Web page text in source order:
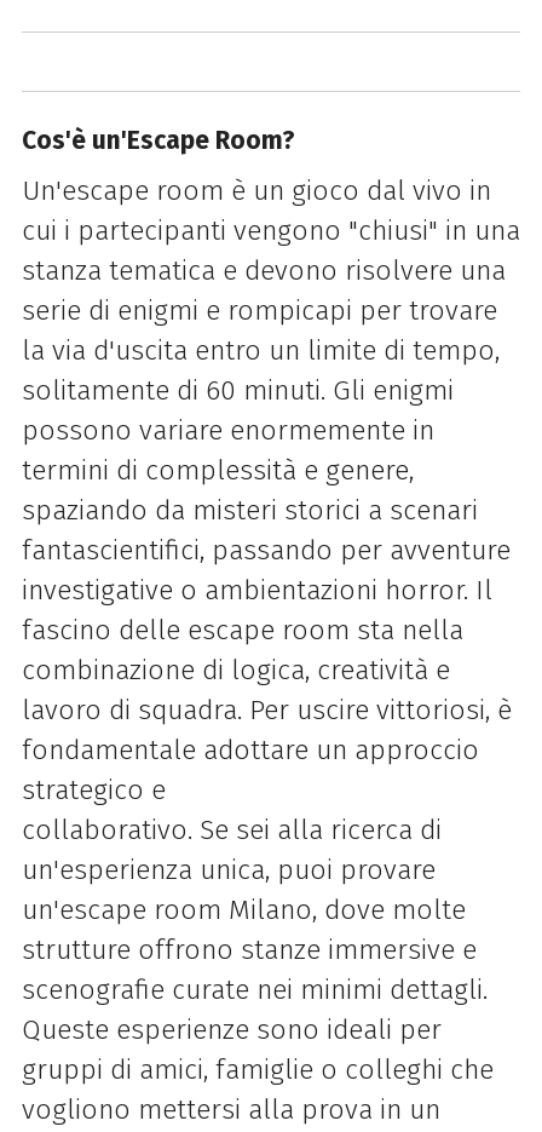
Cos'è un'Escape Room?
Un'escape room è un gioco dal vivo in
cui i partecipanti vengono "chiusi" in una
stanza tematica e devono risolvere una
serie di enigmi e rompicapi per trovare
la via d'uscita entro un limite di tempo,
solitamente di 60 minuti. Gli enigmi
possono variare enormemente in
termini di complessità e genere,
spaziando da misteri storici a scenari
fantascientifici, passando per avventure
investigative o ambientazioni horror. Il
fascino delle escape room sta nella
combinazione di logica, creatività e
lavoro di squadra. Per uscire vittoriosi, è
fondamentale adottare un approccio
strategico e
collaborativo. Se sei alla ricerca di
un'esperienza unica, puoi provare
un'escape room Milano, dove molte
strutture offrono stanze immersive e
scenografie curate nei minimi dettagli.
Queste esperienze sono ideali per
gruppi di amici, famiglie o colleghi che
vogliono mettersi alla prova in un